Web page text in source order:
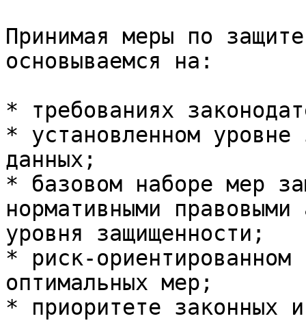
Принимая меры по
основываемся на:
* требованиях
* установленном уровне
данных;
* базовом наборе мер
нормативными
уровня защищенности;
* риск-ориентированном
оптимальных мер;
* приоритете законных